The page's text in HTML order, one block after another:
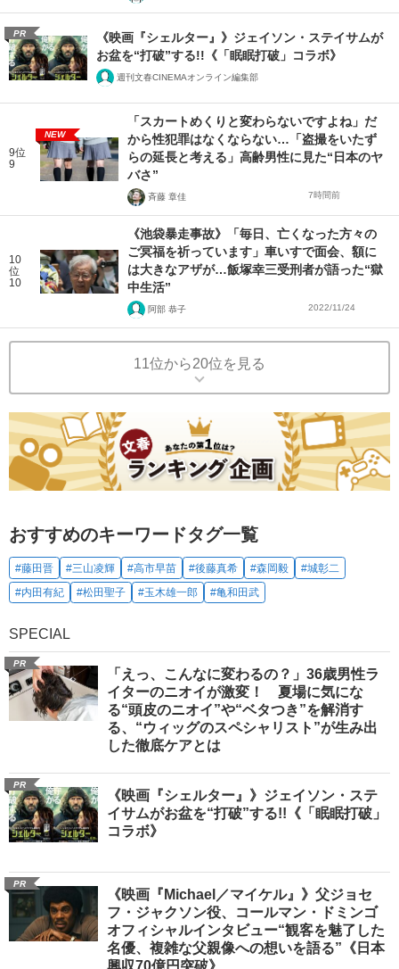
PR
《映画『シェルター』》ジェイソン・ステイサムが
お盆を“打破”する!!《「眠眠打破」コラボ》
週刊文春CINEMAオンライン編集部
9位
9
NEW
「スカートめくりと変わらないですよね」だ
から性犯罪はなくならない…「盗撮をいたず
らの延長と考える」高齢男性に見た“日本のヤ
バさ”
斉藤 章佳 7時間前
10
位
10
《池袋暴走事故》「毎日、亡くなった方々の
ご冥福を祈っています」車いすで面会、額に
は大きなアザが…飯塚幸三受刑者が語った“獄
中生活”
阿部 恭子 2022/11/24
11位から20位を見る
おすすめのキーワードタグ一覧
#藤田晋 #三山凌輝 #高市早苗 #後藤真希 #森岡毅
#城彰二
#内田有紀
#松田聖子 #玉木雄一郎 #亀和田武
SPECIAL
PR
「えっ、こんなに変わるの？」36歳男性ラ
イターのニオイが激変！ 夏場に気にな
る“頭皮のニオイ”や“ベタつき”を解消す
る、“ウィッグのスペシャリスト”が生み出
した徹底ケアとは
PR
《映画『シェルター』》ジェイソン・ステ
イサムがお盆を“打破”する!!《「眠眠打破」
コラボ》
PR
《映画『Michael／マイケル』》父ジョセ
フ・ジャクソン役、コールマン・ドミンゴ
オフィシャルインタビュー“観客を魅了した
名優、複雑な父親像への想いを語る”《日本
興収70億円突破》